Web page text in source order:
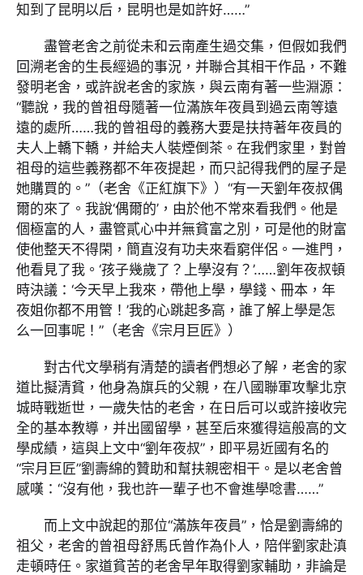
知到了昆明以后，昆明也是如許好……”
盡管老舍之前從未和云南產生過交集，但假如我們
回溯老舍的生長經過的事況，并聯合其相干作品，不難
發明老舍，或許說老舍的家族，與云南有著一些淵源：
“聽說，我的曾祖母隨著一位滿族年夜員到過云南等遠
遠的處所……我的曾祖母的義務大要是扶持著年夜員的
夫人上轎下轎，并給夫人裝煙倒茶。在我們家里，對曾
祖母的這些義務都不年夜提起，而只記得我們的屋子是
她購買的。”（老舍《正紅旗下》）“有一天劉年夜叔偶
爾的來了。我說‘偶爾的’，由於他不常來看我們。他是
個極富的人，盡管貳心中并無貧富之別，可是他的財富
使他整天不得閑，簡直沒有功夫來看窮伴侶。一進門，
他看見了我。‘孩子幾歲了？上學沒有？’……劉年夜叔頓
時決議：‘今天早上我來，帶他上學，學錢、冊本，年
夜姐你都不用管！’我的心跳起多高，誰了解上學是怎
么一回事呢！”（老舍《宗月巨匠》）
對古代文學稍有清楚的讀者們想必了解，老舍的家
道比擬清貧，他身為旗兵的父親，在八國聯軍攻擊北京
城時戰逝世，一歲失怙的老舍，在日后可以或許接收完
全的基本教導，并出國留學，甚至后來獲得這般高的文
學成績，這與上文中“劉年夜叔”，即平易近國有名的
“宗月巨匠”劉壽綿的贊助和幫扶親密相干。是以老舍曾
感嘆：“沒有他，我也許一輩子也不會進學唸書……”
而上文中說起的那位“滿族年夜員”，恰是劉壽綿的
祖父，老舍的曾祖母舒馬氏曾作為仆人，陪伴劉家赴滇
走頓時任。家道貧苦的老舍早年取得劉家輔助，非論是